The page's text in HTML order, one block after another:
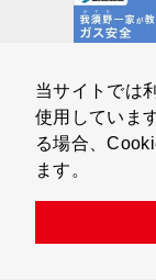
当サイトでは
使用していま
る場合、
ます。
Copyright ©